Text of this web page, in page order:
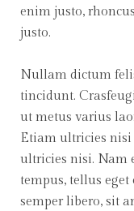
enim justo,
justo.
Nullam dictum
tincidunt.
ut metus varius
Etiam ultricies
ultricies nisi. Nam
tempus, tellus
semper libero, sit